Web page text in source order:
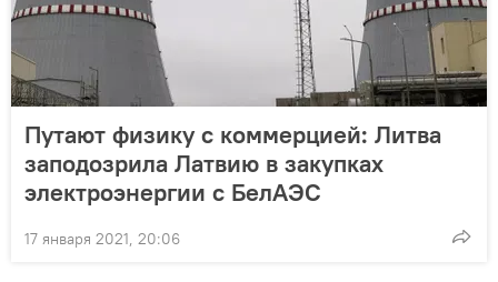
Путают физику с коммерцией: Литва
заподозрила Латвию в закупках
электроэнергии с БелАЭС
17 января 2021, 20:06